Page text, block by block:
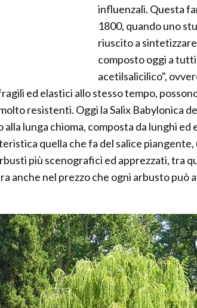
influenzali. Questa
1800, quando uno
riuscito a
composto oggi a
acetilsalicilico",
ed elastici allo stesso tempo,
resistenti. Oggi la Salix Babylonica
lunga chioma, composta da lunghi
quella che fa del salice
più scenografici ed apprezzati, tra
anche nel prezzo che ogni arbusto